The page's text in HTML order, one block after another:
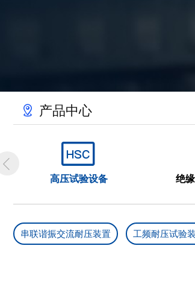
 产品中心

高压试验设备 绝
串联谐振交流耐压装置 工频耐压试验